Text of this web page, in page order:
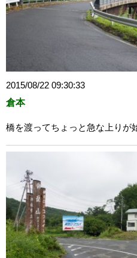
2015/08/22 09:30:33
倉本
橋を渡ってちょっと急な上りが